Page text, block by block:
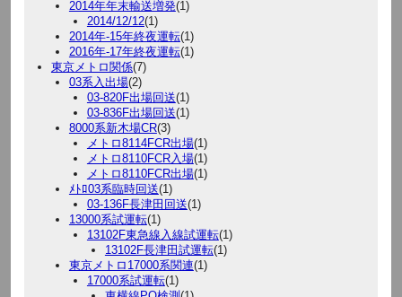
2014年年末輸送増発(1)
2014/12/12(1)
2014年-15年終夜運転(1)
2016年-17年終夜運転(1)
東京メトロ関係(7)
03系入出場(2)
03-820F出場回送(1)
03-836F出場回送(1)
8000系新木場CR(3)
メトロ8114FCR出場(1)
メトロ8110FCR入場(1)
メトロ8110FCR出場(1)
ﾒﾄﾛ03系臨時回送(1)
03-136F長津田回送(1)
13000系試運転(1)
13102F東急線入線試運転(1)
13102F長津田試運転(1)
東京メトロ17000系関連(1)
17000系試運転(1)